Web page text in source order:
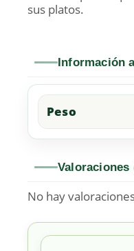
sus platos.
Información
Peso
Valoraciones
No hay